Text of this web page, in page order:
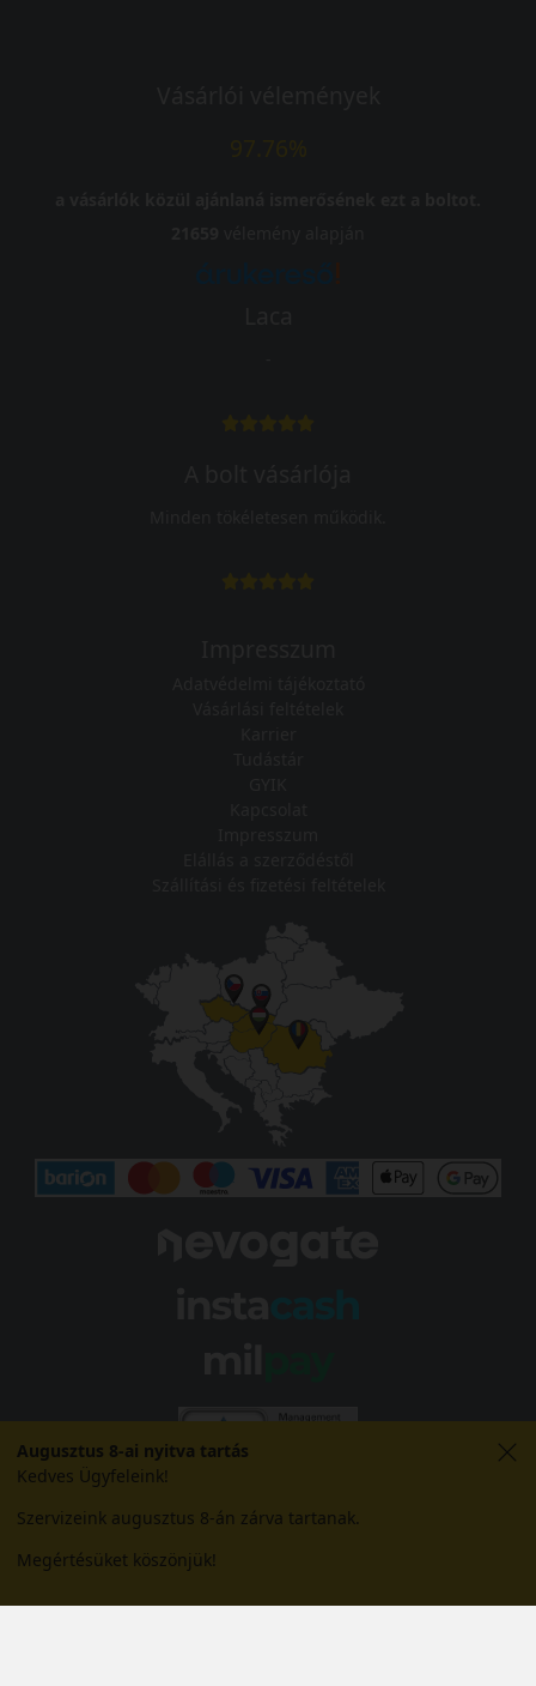
Augusztus 8-ai nyitva tartás
Kedves Ügyfeleink!
Szervizeink augusztus 8-án zárva tartanak.
Megértésüket köszönjük!